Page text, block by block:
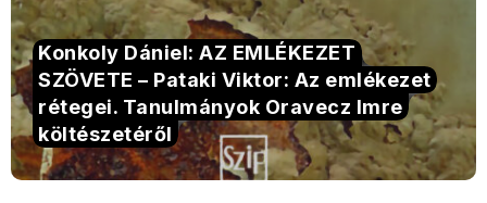
Konkoly Dániel: AZ EMLÉKEZET
SZÖVETE – Pataki Viktor: Az emlékezet
rétegei. Tanulmányok Oravecz Imre
költészetéről